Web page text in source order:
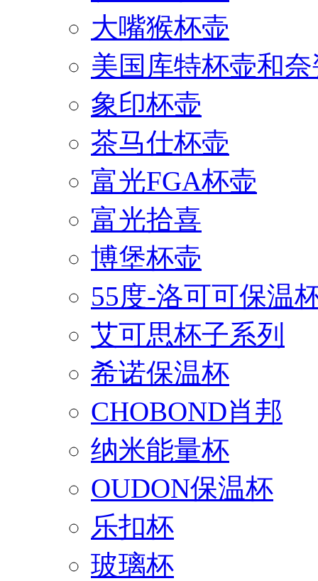
大嘴猴杯壶
美国库特杯壶和
象印杯壶
茶马仕杯壶
富光FGA杯壶
富光拾喜
博堡杯壶
55度-洛可可保温
艾可思杯子系列
希诺保温杯
CHOBOND肖邦
纳米能量杯
OUDON保温杯
乐扣杯
玻璃杯